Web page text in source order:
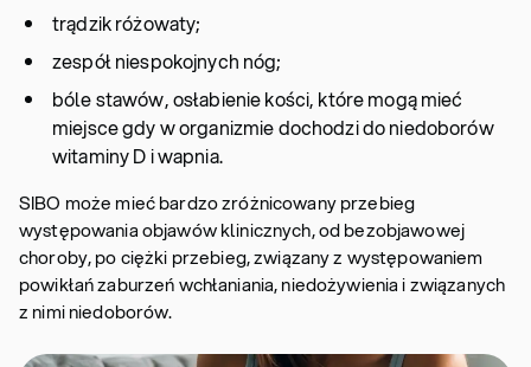
trądzik różowaty;
zespół niespokojnych nóg;
bóle stawów, osłabienie kości, które mogą mieć
miejsce gdy w organizmie dochodzi do niedoborów
witaminy D i wapnia.
SIBO może mieć bardzo zróżnicowany przebieg
występowania objawów klinicznych, od bezobjawowej
choroby, po ciężki przebieg, związany z występowaniem
powikłań zaburzeń wchłaniania, niedożywienia i związanych
z nimi niedoborów.